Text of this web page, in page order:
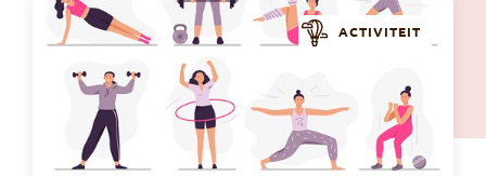
ACTIVITEIT